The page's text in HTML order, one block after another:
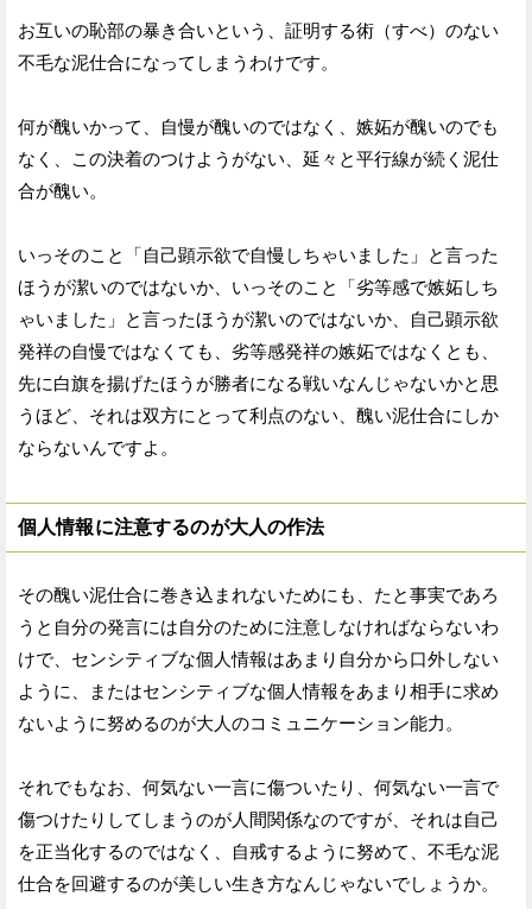
お互いの恥部の暴き合いという、証明する術（すべ）のない
不毛な泥仕合になってしまうわけです。
何が醜いかって、自慢が醜いのではなく、嫉妬が醜いのでも
なく、この決着のつけようがない、延々と平行線が続く泥仕
合が醜い。
いっそのこと「自己顕示欲で自慢しちゃいました」と言った
ほうが潔いのではないか、いっそのこと「劣等感で嫉妬しち
ゃいました」と言ったほうが潔いのではないか、自己顕示欲
発祥の自慢ではなくても、劣等感発祥の嫉妬ではなくとも、
先に白旗を揚げたほうが勝者になる戦いなんじゃないかと思
うほど、それは双方にとって利点のない、醜い泥仕合にしか
ならないんですよ。
個人情報に注意するのが大人の作法
その醜い泥仕合に巻き込まれないためにも、たと事実であろ
うと自分の発言には自分のために注意しなければならないわ
けで、センシティブな個人情報はあまり自分から口外しない
ように、またはセンシティブな個人情報をあまり相手に求め
ないように努めるのが大人のコミュニケーション能力。
それでもなお、何気ない一言に傷ついたり、何気ない一言で
傷つけたりしてしまうのが人間関係なのですが、それは自己
を正当化するのではなく、自戒するように努めて、不毛な泥
仕合を回避するのが美しい生き方なんじゃないでしょうか。